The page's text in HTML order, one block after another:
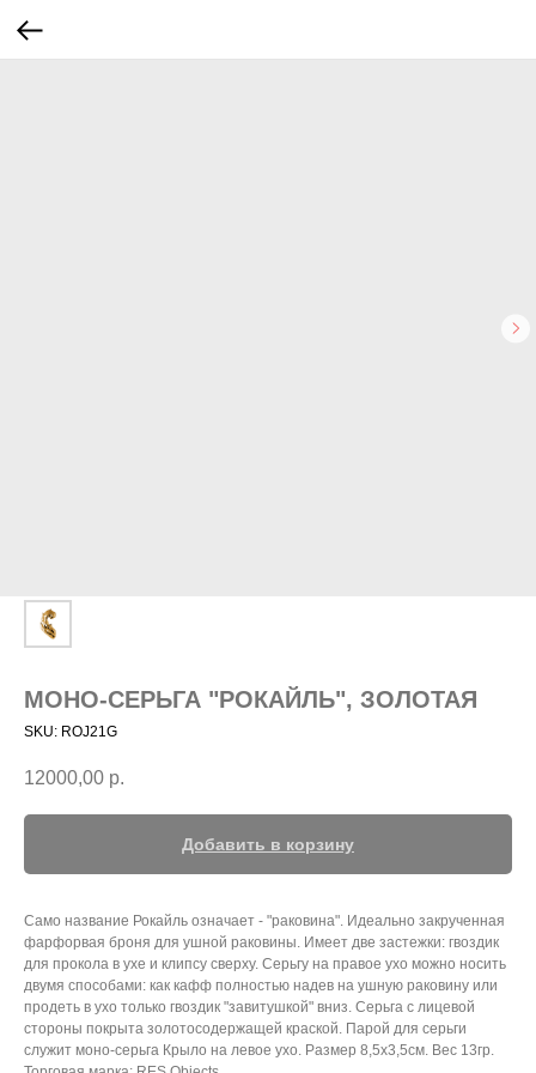
МОНО-СЕРЬГА "РОКАЙЛЬ", ЗОЛОТАЯ
SKU: ROJ21G
12000,00 р.
Добавить в корзину
Само название Рокайль означает - "раковина". Идеально закрученная
фарфорвая броня для ушной раковины. Имеет две застежки: гвоздик
для прокола в ухе и клипсу сверху. Серьгу на правое ухо можно носить
двумя способами: как кафф полностью надев на ушную раковину или
продеть в ухо только гвоздик "завитушкой" вниз. Серьга с лицевой
стороны покрыта золотосодержащей краской. Парой для серьги
служит моно-серьга Крыло на левое ухо. Размер 8,5х3,5см. Вес 13гр.